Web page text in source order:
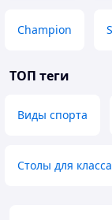
Champion
ТОП теги
Виды спорта
Столы для класса